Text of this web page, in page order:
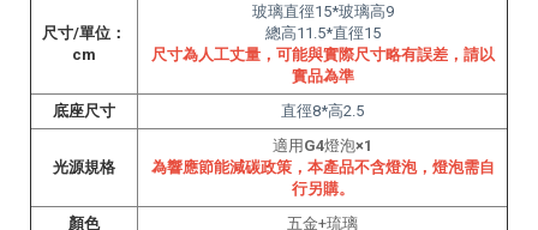
尺寸/單位：
cm
玻璃直徑15*玻璃高9
總高11.5*直徑15
尺寸為人工丈量， 可能與實際尺寸略有誤差， 請以
實品為準
底座尺寸
直徑8*高2.5
光源規格
適用 G4燈泡×1
為響應節能減碳政策，本產品不含燈泡，燈泡需自
行另購。
顏色
五金+琉璃